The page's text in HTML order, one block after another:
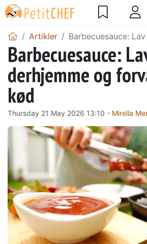
Artikler Barbecuesauce:
Barbecuesauce:
derhjemme og
kød
Thursday 21 May 2026 13:10 - Mirella